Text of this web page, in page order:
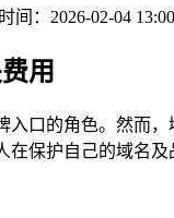
间：2026-02-04 13:00
用
入口的角色。然而
保护自己的域名及